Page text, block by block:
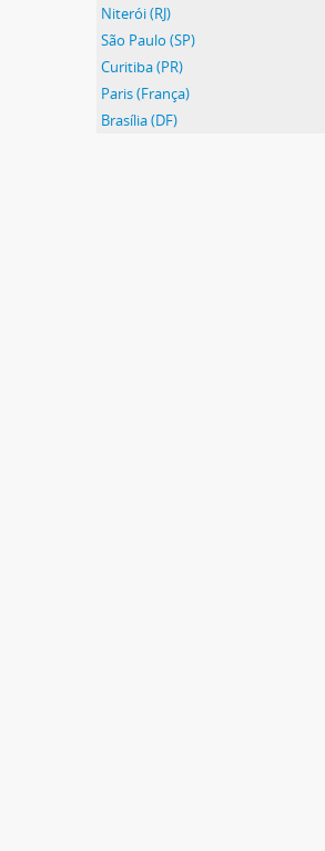
Niterói (RJ)
São Paulo (SP)
Curitiba (PR)
Paris (França)
Brasília (DF)